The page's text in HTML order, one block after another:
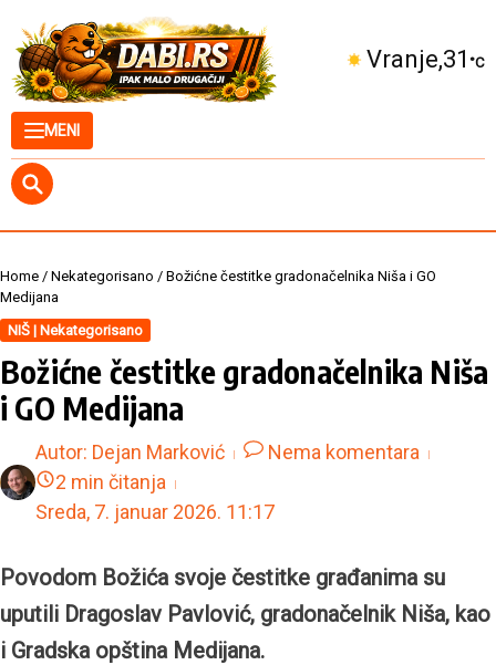
MENI
Kuršumlija 33 °C
Home / Nekategorisano / Božićne čestitke gradonačelnika Niša i GO
Medijana
NIŠ | Nekategorisano
Božićne čestitke gradonačelnika Niša
i GO Medijana
Autor: Dejan Marković
Nema komentara
2 min čitanja
Sreda, 7. januar 2026. 11:17
Povodom Božića svoje čestitke građanima su
uputili Dragoslav Pavlović, gradonačelnik Niša, kao
i Gradska opština Medijana.